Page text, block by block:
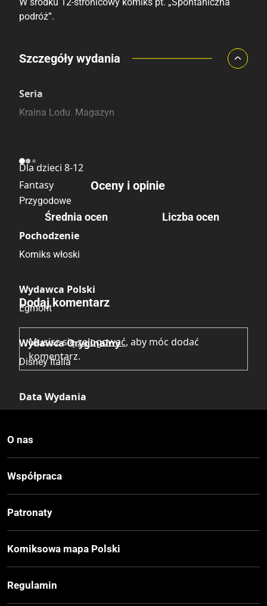
podróż”.
Porównaj ceny
Szczegóły wydania
Seria
Kraina Lodu. Magazyn
Dla dzieci 8-12
Fantasy
Przygodowe
Pochodzenie
Komiks włoski
Wydawca Polski
Egmont
Wydawca Oryginalny
Disney Italia
Data Wydania
I
Druk
Miękka
Oceny i opinie
Średnia ocen
Brak głosów
Liczba ocen
Dodaj komentarz
Musisz sięzalogować, aby móc dodać
komentarz.
O nas
Współpraca
Patronaty
Komiksowa mapa Polski
Regulamin